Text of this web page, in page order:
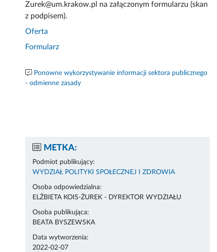
Zurek@um.krakow.pl na załączonym formularzu (skan
z podpisem).
Oferta
Formularz
Ponowne wykorzystywanie informacji sektora publicznego
- odmienne zasady
METKA:
Podmiot publikujący:
WYDZIAŁ POLITYKI SPOŁECZNEJ I ZDROWIA
Osoba odpowiedzialna:
ELŻBIETA KOIS-ŻUREK - DYREKTOR WYDZIAŁU
Osoba publikująca:
BEATA BYSZEWSKA
Data wytworzenia:
2022-02-07